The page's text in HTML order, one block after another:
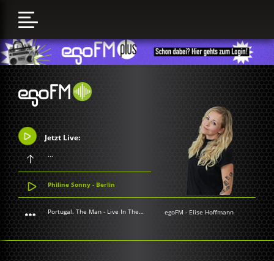
Jetzt Live:
...
Philine Sonny - Berlin
Portugal. The Man - Live In The Moment egoFM - Elise Hoffmann